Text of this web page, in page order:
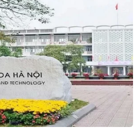
hải quân để tàu chiến được
của Italy.